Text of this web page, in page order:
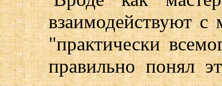
взаимодействуют
"практически
правильно понял